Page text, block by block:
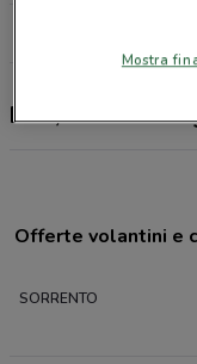
BNL, offerte e
Offerte volantini e
SORRENTO
Mostra